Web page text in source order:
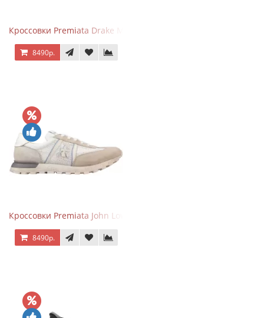
Кроссовки Premiata Drake Multi
8490р.
Кроссовки Premiata John Low Beige
8490р.